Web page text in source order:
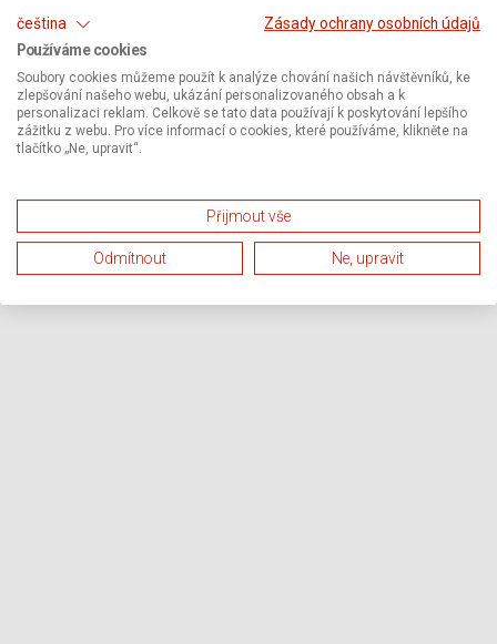
čeština
Zásady ochrany osobních údajů
Používáme cookies
Soubory cookies můžeme použít k analýze chování našich návštěvníků, ke
zlepšování našeho webu, ukázání personalizovaného obsah a k
personalizaci reklam. Celkově se tato data používají k poskytování lepšího
zážitku z webu. Pro více informací o cookies, které používáme, klikněte na
tlačítko „Ne, upravit“.
Přijmout vše
Odmítnout Ne, upravit